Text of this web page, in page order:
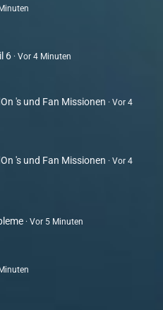
6 Vor 4 Minuten
's und Fan Missionen
Vor 4
's und Fan Missionen
Vor 4
Vor 5 Minuten